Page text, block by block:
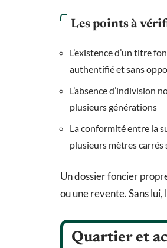
Les points à
L’existence d’un titre
authentifié et sans
L’absence
plusieurs générations
La conformité entre la
plusieurs mètres
Un dossier foncier
ou une revente. Sans
Quartier et